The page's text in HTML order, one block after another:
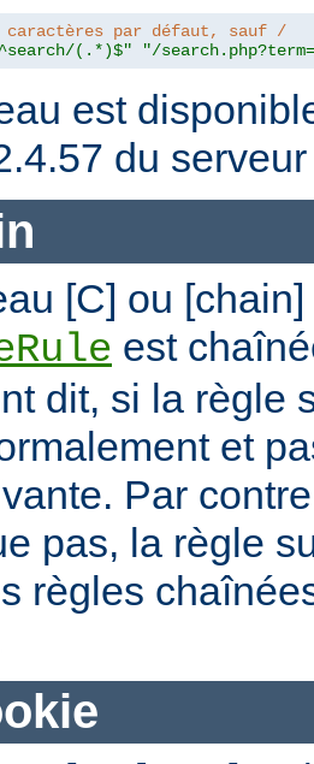
caractères par défaut, sauf /
(.*)$" "/
est
du
[C] ou
est
dit, si la règle
et
Par
pas, la règle
règles